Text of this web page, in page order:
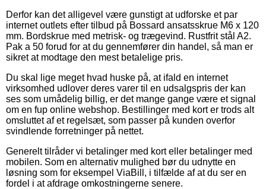
Derfor kan det alligevel være gunstigt at udforske et par
internet outlets efter tilbud på Bossard ansatsskrue M6 x 120
mm. Bordskrue med metrisk- og trægevind. Rustfrit stål A2.
Pak a 50 forud for at du gennemfører din handel, så man er
sikret at modtage den mest betalelige pris.
Du skal lige meget hvad huske på, at ifald en internet
virksomhed udlover deres varer til en udsalgspris der kan
ses som umådelig billig, er det mange gange være et signal
om en fup online webshop. Bestillinger med kort er trods alt
omsluttet af et regelsæt, som passer på kunden overfor
svindlende forretninger på nettet.
Generelt tilråder vi betalinger med kort eller betalinger med
mobilen. Som en alternativ mulighed bør du udnytte en
løsning som for eksempel ViaBill, i tilfælde af at du ser en
fordel i at afdrage omkostningerne senere.